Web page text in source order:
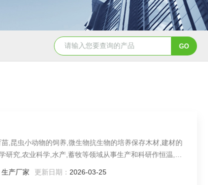
CH3050恒温油浴槽 HH-8J恒温水浴锅
,昆虫小动物的饲养,微生物抗生物的培养保存木材,建材的
究,农业科学,水产,蓄牧等领域从事生产和科研作恒温,恒
生产厂家 更新日期： 2026-03-25